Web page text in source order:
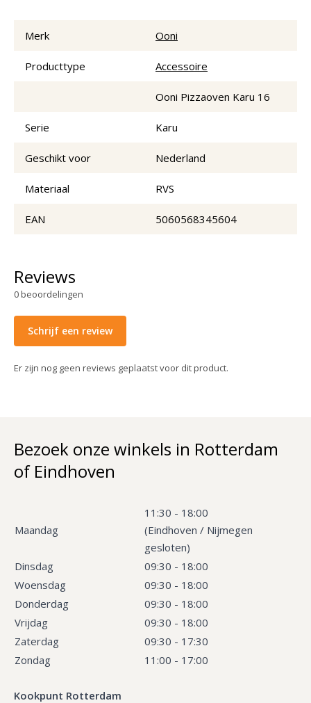
Merk Ooni
Producttype Accessoire
Ooni Pizzaoven Karu 16
Serie Karu
Geschikt voor Nederland
Materiaal RVS
EAN 5060568345604
Reviews
0beoordelingen
Schrijf een review
Er zijn nog geen reviews geplaatst voor dit product.
Bezoek onze winkels in Rotterdam
of Eindhoven
Maandag
11:30 - 18:00
(Eindhoven / Nijmegen
gesloten)
Dinsdag
09:30 - 18:00
Woensdag
09:30 - 18:00
Donderdag
09:30 - 18:00
Vrijdag
09:30 - 18:00
Zaterdag
09:30 - 17:30
Zondag
11:00 - 17:00
Kookpunt Rotterdam